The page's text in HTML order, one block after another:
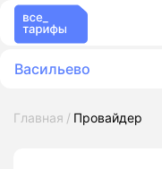
Васильево
Главная Провайдер